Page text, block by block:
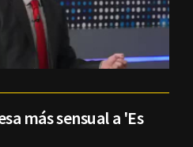
más sensual a 'Es